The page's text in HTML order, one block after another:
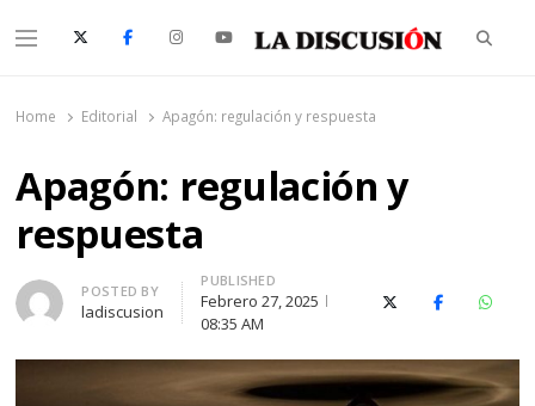
Menu
Home Editorial Apagón: regulación y respuesta
Apagón: regulación y
respuesta
Author
POSTED BY
ladiscusion
PUBLISHED
Febrero 27, 2025
08:35 AM
X (Twitter)Facebook